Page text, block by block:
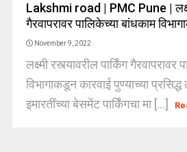
Lakshmi road | PMC Pune |
गैरवापरावर पालिकेच्या बांधकाम
November 9, 2022
लक्ष्मी रस्त्यावरील पार्किंग गैरवापरावर
विभागाकडून कारवाई पुण्याच्या प्रसिद्ध
इमारतींच्या बेसमेंट पार्किंगचा मा [...]